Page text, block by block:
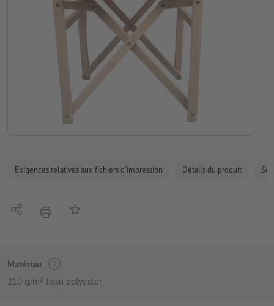
Exigences relatives aux fichiers d'impression Détails du produit
PartagerimprimerAjouter à liste d'article
Matériau
210 g/m² tissu polyester